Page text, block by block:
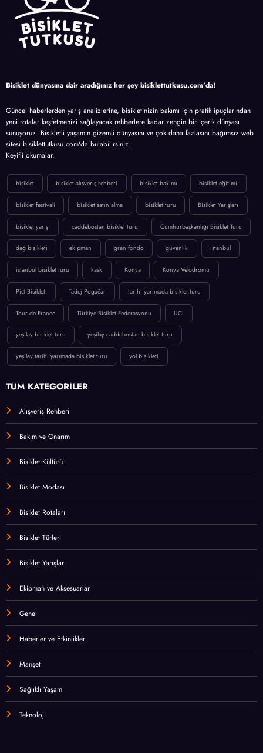
Bisiklet dünyasına dair aradığınız her şey bisiklettutkusu.com'da!
Güncel haberlerden yarış analizlerine, bisikletinizin bakımı için pratik ipuçlarından
yeni rotalar keşfetmenizi sağlayacak rehberlere kadar zengin bir içerik dünyası
sunuyoruz. Bisikletli yaşamın gizemli dünyasını ve çok daha fazlasını bağımsız web
sitesi bisiklettutkusu.com'da bulabilirsiniz.
Keyifli okumalar.
bisiklet bisiklet alışveriş rehberi bisiklet bakımı bisiklet eğitimi
bisiklet festivali bisiklet satın alma bisiklet turu Bisiklet Yarışları
bisiklet yarışı caddebostan bisiklet turu Cumhurbaşkanlığı Bisiklet Turu
dağ bisikleti ekipman gran fondo güvenlik istanbul
istanbul bisiklet turu kask Konya Konya Velodromu
Pist Bisikleti Tadej Pogačar tarihi yarımada bisiklet turu
Tour de France Türkiye Bisiklet Federasyonu UCI
yeşilay bisiklet turu yeşilay caddebostan bisiklet turu
yeşilay tarihi yarımada bisiklet turu yol bisikleti
TÜM KATEGORİLER
Alışveriş Rehberi
Bakım ve Onarım
Bisiklet Kültürü
Bisiklet Modası
Bisiklet Rotaları
Bisiklet Türleri
Bisiklet Yarışları
Ekipman ve Aksesuarlar
Genel
Haberler ve Etkinlikler
Manşet
Sağlıklı Yaşam
Teknoloji